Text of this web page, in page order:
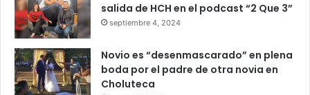
salida de HCH en el podcast “2 Que 3”
septiembre 4, 2024
Novio es “desenmascarado” en plena
boda por el padre de otra novia en
Choluteca